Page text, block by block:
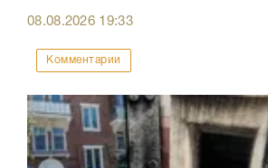
08.08.2026 19:33
Комментарии